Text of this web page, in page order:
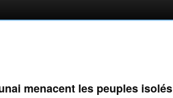
menacent les peuples isolés